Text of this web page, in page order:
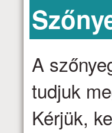
A
tudjuk
Kérjük,